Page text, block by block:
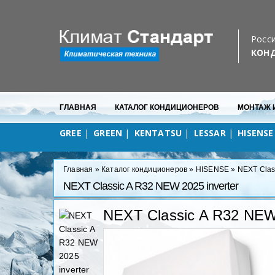
ГЛАВНАЯ КАТАЛОГ КОНДИЦИОНЕРОВ МОНТАЖ
в любую точку Севастополя
GREE GREEN KENTATSU LESSAR HISENSE
Главная » Каталог кондиционеров » HISENSE » NEXT
NEXT Classic A R32 NEW 2025 inverter
NEXT Classic A R32